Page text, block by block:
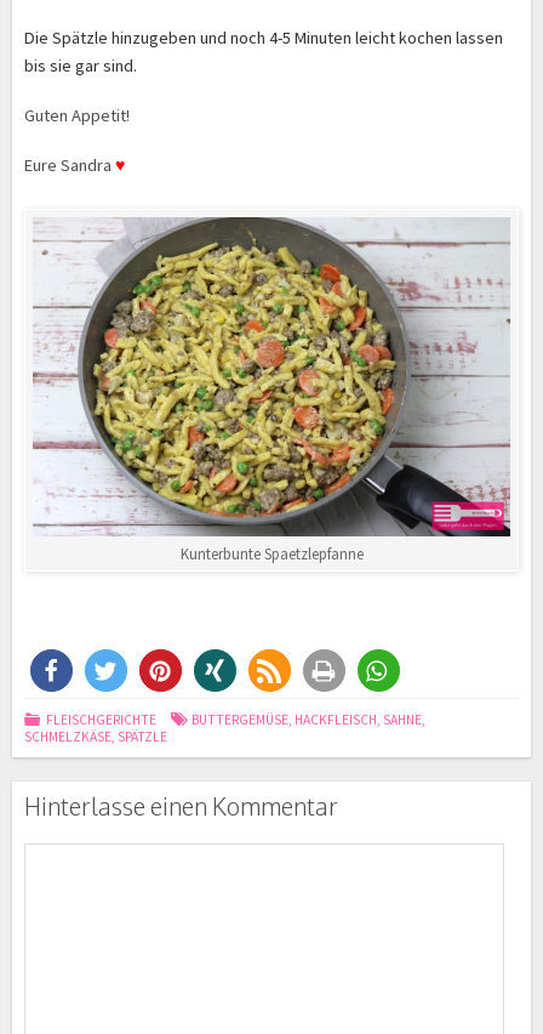
Die Spätzle hinzugeben und noch 4-5 Minuten leicht kochen lassen
bis sie gar sind.
Guten Appetit!
Eure Sandra ♥
Kunterbunte Spaetzlepfanne
FLEISCHGERICHTE BUTTERGEMÜSE, HACKFLEISCH, SAHNE,
SCHMELZKÄSE, SPÄTZLE
Hinterlasse einen Kommentar